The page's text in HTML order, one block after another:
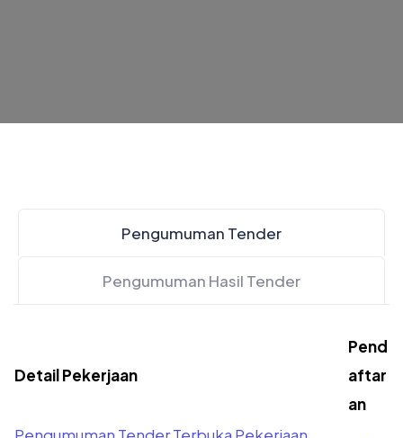
Pengumuman Tender
Pengumuman Hasil Tender
Detail Pekerjaan
Pend
aftar
an